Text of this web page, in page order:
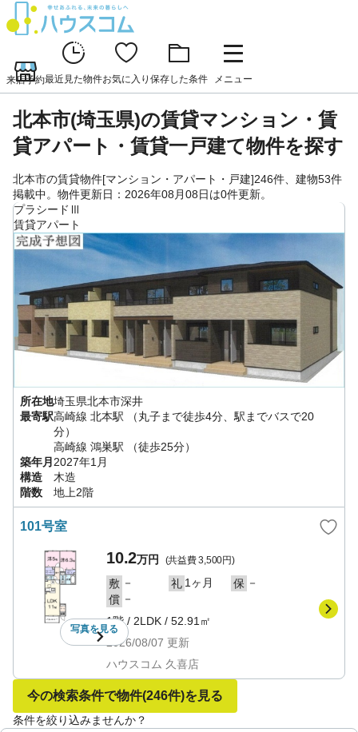
来店予約最近見た物件お気に入り 保存した条件 メニュー
北本市(埼玉県)の賃貸マンション・賃
貸アパート・賃貸一戸建て物件を探す
北本市の賃貸物件[マンション・アパート・戸建]246件、建物53件
掲載中。物件更新日：2026年08月08日は0件更新。
プラシードⅢ
賃貸アパート
所在地埼玉県北本市深井
最寄駅高崎線 北本駅
（丸子まで徒歩4分、駅までバスで20
分）
高崎線 鴻巣駅
（徒歩25分）
築年月 2027年1月
構造
木造
階数
地上2階
101号室
写真を見る
10.2万円 (共益費3,500円)
敷 － 礼 1ヶ月 保 －
償 －
1階/ 2LDK / 52.91㎡
2026/08/07 更新
ハウスコム 久喜店
今の検索条件で物件(246件)を見る
条件を絞り込みませんか？